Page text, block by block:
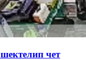
чет